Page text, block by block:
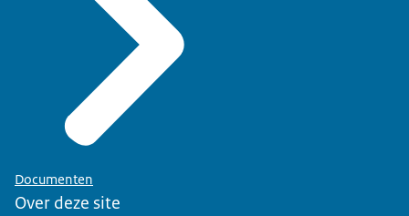
Documenten
Over deze site